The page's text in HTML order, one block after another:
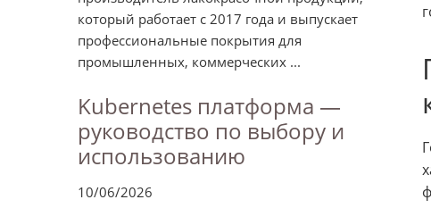
который работает с 2017 года и выпускает
профессиональные покрытия для
промышленных, коммерческих ...
Kubernetes платформа —
руководство по выбору и
использованию
10/06/2026